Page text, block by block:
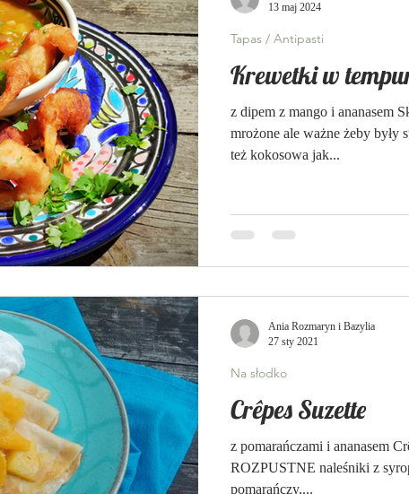
Krewetki w
z dipem z mango i ananasem
mrożone ale ważne żeby były
też kokosowa jak...
Tapas / Antipasti
13 maj 2024
Crêpes Suzette
z pomarańczami i ananasem Crêpes Suzette to pyszne,
ROZPUSTNE naleśniki z syropem z
pomarańczy,...
Na słodko
Ania Rozmaryn i Bazylia
27 sty 2021